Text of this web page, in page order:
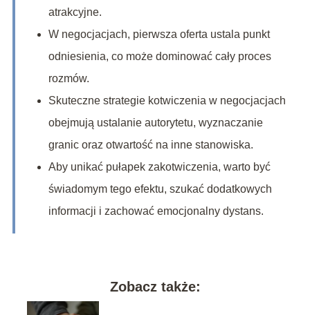
atrakcyjne.
W negocjacjach, pierwsza oferta ustala punkt
odniesienia, co może dominować cały proces
rozmów.
Skuteczne strategie kotwiczenia w negocjacjach
obejmują ustalanie autorytetu, wyznaczanie
granic oraz otwartość na inne stanowiska.
Aby unikać pułapek zakotwiczenia, warto być
świadomym tego efektu, szukać dodatkowych
informacji i zachować emocjonalny dystans.
Zobacz także: